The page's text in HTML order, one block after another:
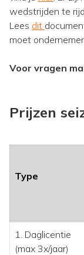
wedstrijden te
Lees dit
moet
Voor vragen
Prijzen
Type
1. Daglicentie
(max 3x/jaar)